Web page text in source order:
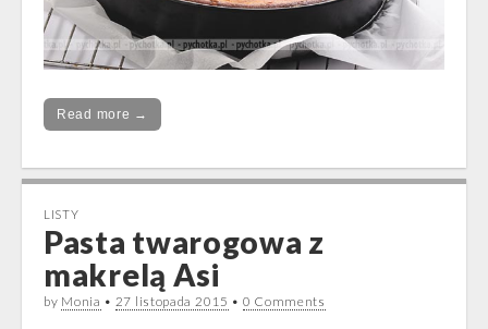
Read more →
LISTY
Pasta twarogowa z
makrelą Asi
by Monia • 27 listopada 2015 • 0 Comments